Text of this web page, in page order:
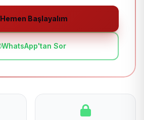
Hemen Başlayalım
WhatsApp'tan Sor